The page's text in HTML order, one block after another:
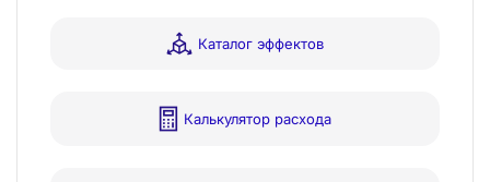
Каталог эффектов
Калькулятор расхода